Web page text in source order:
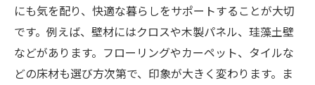
にも気を配り、快適な暮らしをサポートすることが大切
です。例えば、壁材にはクロスや木製パネル、珪藻土壁
などがあります。フローリングやカーペット、タイルな
どの床材も選び方次第で、印象が大きく変わります。ま